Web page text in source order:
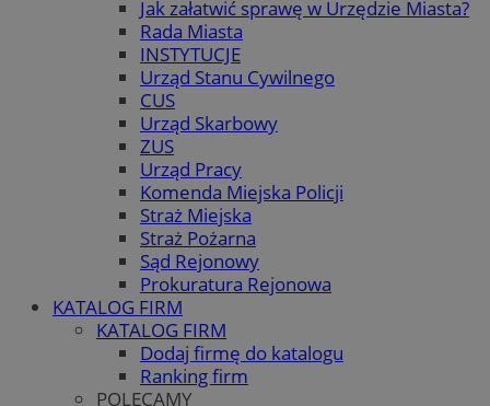
Jak załatwić sprawę w Urzędzie Miasta?
Rada Miasta
INSTYTUCJE
Urząd Stanu Cywilnego
CUS
Urząd Skarbowy
ZUS
Urząd Pracy
Komenda Miejska Policji
Straż Miejska
Straż Pożarna
Sąd Rejonowy
Prokuratura Rejonowa
KATALOG FIRM
KATALOG FIRM
Dodaj firmę do katalogu
Ranking firm
POLECAMY